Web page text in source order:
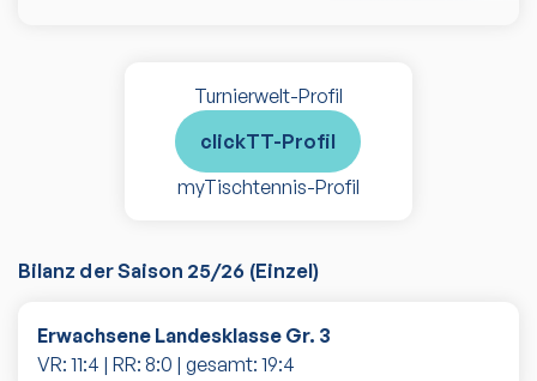
Turnierwelt-Profil
clickTT-Profil
myTischtennis-Profil
Bilanz der Saison 25/26 (Einzel)
Erwachsene Landesklasse Gr. 3
VR: 11:4 | RR: 8:0 | gesamt: 19:4